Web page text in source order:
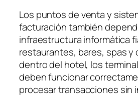
Los puntos de venta y
facturación también
infraestructura informática
restaurantes, bares, spas y
dentro del hotel, los
deben funcionar
procesar transacciones sin